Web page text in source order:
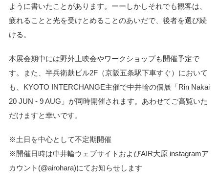
ように書いたことがあります。ーーしかしそれでも観客は、
疲れることと光を受けとめることのあいだで、後者を選び続
ける。
本展会期中には野外上映会やワークショップも開催予定で
す。また、半兵衛麸ビル2F（京阪五条駅下車すぐ）において
も、KYOTO INTERCHANGE主催で中井輪の個展「Rin Nakai
20 JUN - 9 AUG」が同時開催されます。あわせてご高覧いた
だけますと幸いです。
※土日を中心として不定期開催
※開催日時は中井輪ウェブサイトおよびAIR大原 instagramア
カウント(@airohara)にてお知らせします